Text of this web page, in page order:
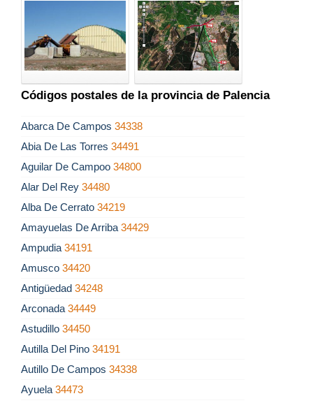
Códigos postales de la provincia de Palencia
Abarca De Campos 34338
Abia De Las Torres 34491
Aguilar De Campoo 34800
Alar Del Rey 34480
Alba De Cerrato 34219
Amayuelas De Arriba 34429
Ampudia 34191
Amusco 34420
Antigüedad 34248
Arconada 34449
Astudillo 34450
Autilla Del Pino 34191
Autillo De Campos 34338
Ayuela 34473